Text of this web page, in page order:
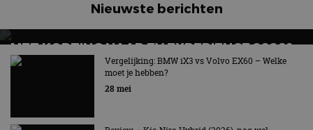
Nieuwste berichten
MET KORTING NAAR EV EXPERIENCE 2026?
AUTORAI REGELT HET!
EV Experience 2026 van 24 tot 26 september
Vergelijking: BMW iX3 vs Volvo EX60 – Welke
moet je hebben?
28 mei